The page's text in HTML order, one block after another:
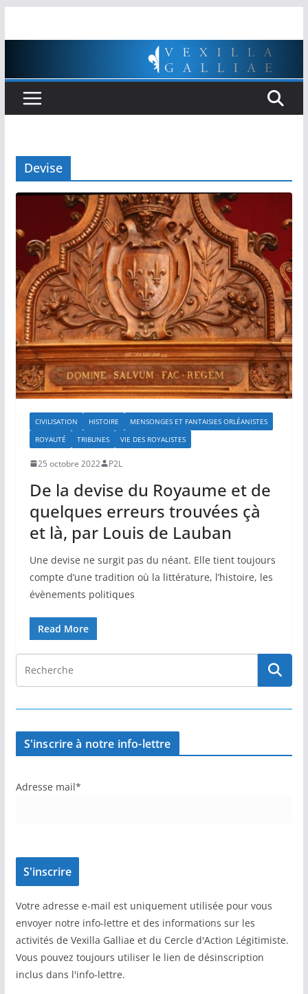
Devise
CIVILISATION HISTOIRE
MENSONGES ET FANTAISIES ORLÉANISTES
ROYAUTÉ
TRIBUNES VIE DES ROYALISTES
25 octobre 2022 P2L
De la devise du Royaume et de
quelques erreurs trouvées çà
et là, par Louis de Lauban
Une devise ne surgit pas du néant. Elle tient toujours
compte d’une tradition où la littérature, l’histoire, les
évènements politiques
Read More
S'inscrire à notre info-lettre
Adresse mail*
Votre adresse e-mail est uniquement utilisée pour vous
envoyer notre info-lettre et des informations sur les
activités de Vexilla Galliae et du Cercle d'Action Légitimiste.
Vous pouvez toujours utiliser le lien de désinscription
inclus dans l'info-lettre.